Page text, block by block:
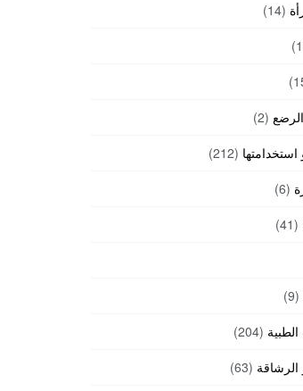
(14)
(2)
(212)
(6)
(41)
(9)
(204)
الرشاقة (63)